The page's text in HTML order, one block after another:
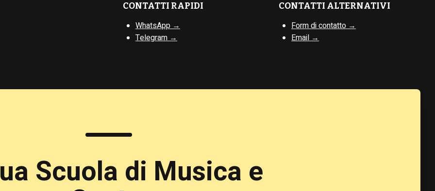
CONTATTI RAPIDI
WhatsApp →
Telegram →
CONTATTI ALTERNATIVI
Form di contatto →
Email →
Scuola di Musica e